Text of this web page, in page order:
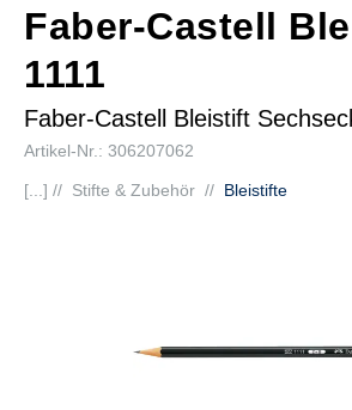
Faber-Castell
1111
Faber-Castell Bleistift
Artikel-Nr.: 306207062
[...] // Stifte & Zubehör // Bleistifte